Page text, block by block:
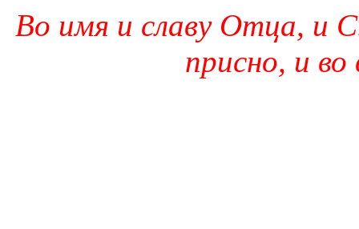
Во имя и славу Отца, и
присно, и во